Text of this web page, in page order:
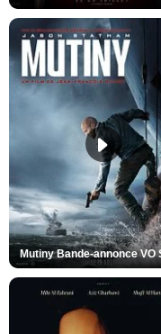
Mutiny Bande-annonce VO